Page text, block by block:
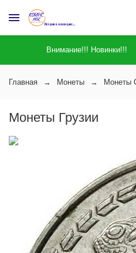
Внимание!!! Новинки!!!
Главная Монеты Монеты
Монеты Грузии